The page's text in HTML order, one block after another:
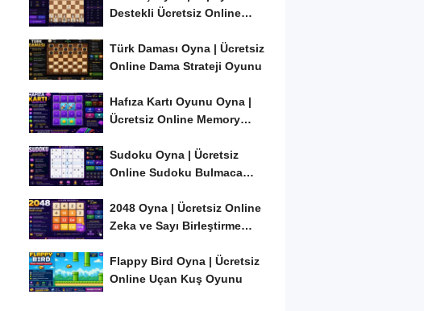
Destekli Ücretsiz Online
Türk Daması Oyna | Ücretsiz
Online Dama Strateji Oyunu
Hafıza Kartı Oyunu Oyna |
Ücretsiz Online Memory
Sudoku Oyna | Ücretsiz
Online Sudoku Bulmaca
2048 Oyna | Ücretsiz Online
Zeka ve Sayı Birleştirme
Flappy Bird Oyna | Ücretsiz
Online Uçan Kuş Oyunu